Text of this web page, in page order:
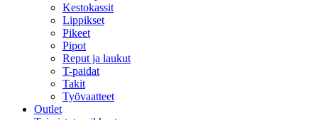
Kestokassit
Lippikset
Pikeet
Pipot
Reput ja laukut
T-paidat
Takit
Työvaatteet
Outlet